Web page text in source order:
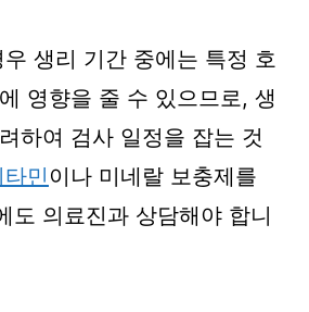
생리 기간 중에는 특정 호
영향을 줄 수 있으므로, 생
하여 검사 일정을 잡는 것
타민 이나 미네랄 보충제를
도 의료진과 상담해야 합니